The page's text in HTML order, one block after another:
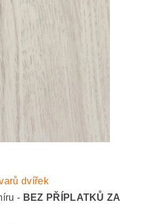
dvířek
- BEZ PŘÍPLATKŮ ZA